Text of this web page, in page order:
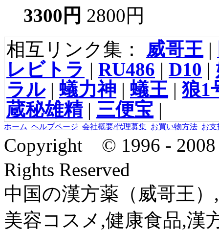
3300円 2800円
相互リンク集： 威哥王|
レビトラ | RU486 | D10 |
ラル| 蟻力神 | 蟻王|狼1
蔵秘雄精| 三便宝 |
ホーム ヘルプページ 会社概要/代理募集 お買い物方法 お支
Copyright © 1996 -
Rights Reserved
中国の漢方薬（威哥王
美容コスメ,健康食品,漢